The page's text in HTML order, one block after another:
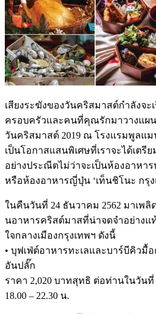
เสียงระฆังของวันคริสมาสต์กำลังจ
ครอบครัวและคนที่คุณรักมาวางแ
วันคริสมาสต์ 2019 ณ โรงแรมพูลแม
เป็นโอกาสแสนพิเศษที่เราจะได้เตรี
อย่างประณีตไม่ว่าจะเป็นห้องอาหา
หรือห้องอาหารญี่ปุ่น ‘เท็นชิโนะ กรุง
ในคืนวันที่ 24 ธันวาคม 2562 มาเพ
นอาหารคริสต์มาสที่น่าจดจำอย่างแ
ใจกลางเมืองกรุงเทพฯ ดังนี้
• บุฟเฟ่ต์อาหารทะเลและบาร์บีคิว
อันปลั๊ก
ราคา 2,020 บาทสุทธิ ต่อท่านในวันที่
18.00 – 22.30 น.